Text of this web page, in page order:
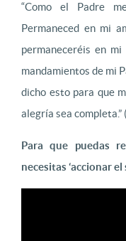
“Como el Padre
Permaneced en mi
permaneceréis en
mandamientos de mi
dicho esto para que
alegría sea
Para que puedas
necesitas ‘accionar